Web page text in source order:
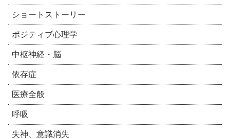
ショートストーリー
ポジティブ心理学
中枢神経・脳
依存症
医療全般
呼吸
失神、意識消失